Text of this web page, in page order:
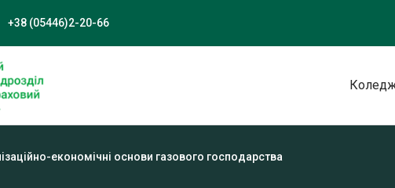
+38 (05446)2-20-66
економічні основи газового господарства